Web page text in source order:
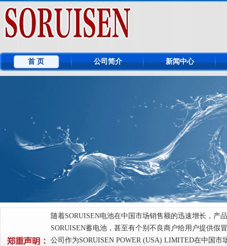
首 页 公司简介 新闻中心
随着SORUISEN电池在中国市场销售额的迅速增长，产
SORUISEN蓄电池，甚至有个别不良商户给用户提供假
公司作为SORUISEN POWER (USA) LIMITED在中国